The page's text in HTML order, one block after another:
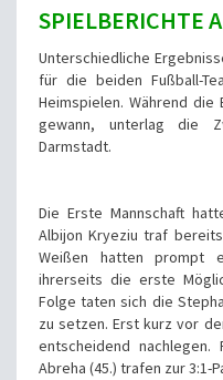
SPIELBERICHTE
Unterschiedliche
für die beiden Fußball-
Heimspielen. Während
gewann, unterlag die
Darmstadt.
Die Erste Mannschaft
Albijon Kryeziu traf
Weißen hatten prompt
ihrerseits die erste
Folge taten sich die
zu setzen. Erst kurz vor
entscheidend
Abreha (45.) trafen zur 3:1-